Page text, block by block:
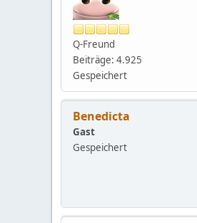
Q-Freund
Beiträge: 4.925
Gespeichert
Benedicta
Gast
Gespeichert